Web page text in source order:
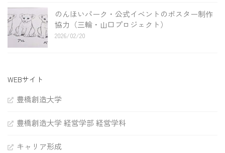
のんほいパーク・公式イベントのポスター制作
協力（三輪・山口プロジェクト）
2026/02/20
WEBサイト
豊橋創造大学
豊橋創造大学 経営学部 経営学科
キャリア形成